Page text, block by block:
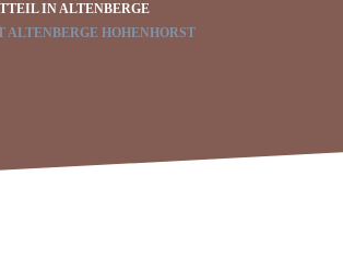
IN ALTENBERGE
ALTENBERGE HOHENHORST